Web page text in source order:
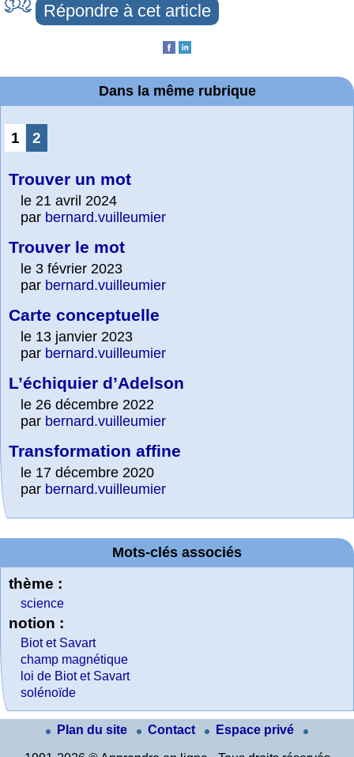
Répondre à cet article
Dans la même rubrique
1 2
Trouver un mot
le 21 avril 2024
par bernard.vuilleumier
Trouver le mot
le 3 février 2023
par bernard.vuilleumier
Carte conceptuelle
le 13 janvier 2023
par bernard.vuilleumier
L’échiquier d’Adelson
le 26 décembre 2022
par bernard.vuilleumier
Transformation affine
le 17 décembre 2020
par bernard.vuilleumier
Mots-clés associés
thème :
science
notion :
Biot et Savart
champ magnétique
loi de Biot et Savart
solénoïde
Plan du site Contact Espace privé